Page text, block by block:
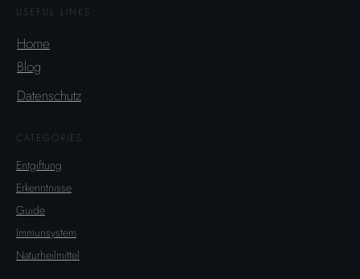
USEFUL LINKS
Home
Blog
Datenschutz
CATEGORIES
Entgiftung
Erkenntnisse
Guide
Immunsystem
Naturheilmittel